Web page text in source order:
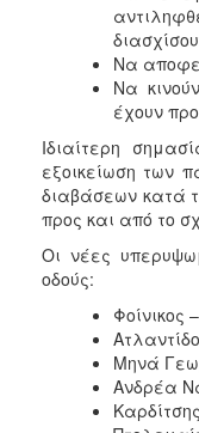
Να
Να
έχουν
Ιδιαίτερη
εξοικείωση των
διαβάσεων κατά
προς και από το
Οι νέες
οδούς:
Φοίνικος
Μηνά
Ανδρέα